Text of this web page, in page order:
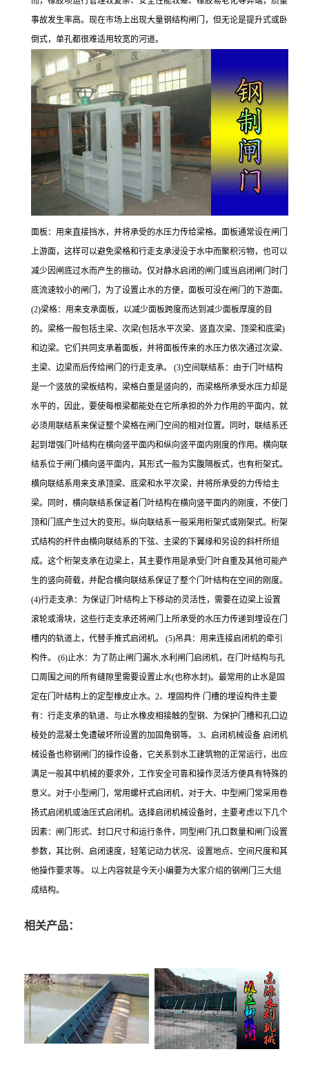
事故发生率高。现在市场上出现大量钢结构闸门，但无论是提升式或卧
倒式，单孔都很难适用较宽的河道。
面板：用来直接挡水，并将承受的水压力传给梁格。面板通常设在闸门
上游面，这样可以避免梁格和行走支承浸没于水中而聚积污物，也可以
减少因闸底过水而产生的振动。仅对静水启闭的闸门或当启闭闸门时门
底流速较小的闸门，为了设置止水的方便，面板可没在闸门的下游面。
(2)梁格：用来支承面板，以减少面板跨度而达到减少面板厚度的目
的。梁格一般包括主梁、次梁(包括水平次梁、竖直次梁、顶梁和底梁)
和边梁。它们共同支承着面板，并将面板传来的水压力依次通过次粱、
主梁、边梁而后传给闸门的行走支承。 (3)空间联结系：由于门叶结构
是一个竖放的梁板结构，梁格白重是竖向的，而梁格所承受水压力却是
水平的，因此，要使每根梁都能处在它所承担的外力作用的平面内，就
必须用联结系来保证整个梁格在闸门空间的相对位置。同时，联结系还
起到增强门叶结构在横向竖平面内和纵向竖平面内刚度的作用。横向联
结系位于闸门横向竖平面内，其形式一般为实腹隔板式，也有桁架式。
横向联结系用来支承顶梁、底梁和水平次梁，并将所承受的力传给主
梁。同时，横向联结系保证着门叶结构在横向竖平面内的刚度，不使门
顶和门底产生过大的变形。纵向联结系一般采用桁架式或刚架式。桁架
式结构的杆件由横向联结系的下弦、主梁的下翼缘和另设的斜杆所组
成。这个桁架支承在边梁上，其主要作用是承受门叶自重及其他可能产
生的竖向荷载，并配合横向联结系保证了整个门叶结构在空间的刚度。
(4)行走支承：为保证门叶结构上下移动的灵活性，需要在边梁上设置
滚轮或滑块，这些行走支承还将闸门上所承受的水压力传递到埋设在门
槽内的轨道上，代替手推式启闭机。 (5)吊具：用来连接启闭机的牵引
构件。 (6)止水：为了防止闸门漏水,水利闸门启闭机，在门叶结构与孔
口周围之间的所有缝隙里需要设置止水(也称水封)。最常用的止水是固
定在门叶结构上的定型橡皮止水。2、埋固构件 门槽的埋设构件主要
有：行走支承的轨道、与止水橡皮相接触的型钢、为保护门槽和孔口边
棱处的混凝土免遭破坏所设置的加固角钢等。 3、启闭机械设备 启闭机
械设备也称钢闸门的操作设备，它关系到水工建筑物的正常运行，出应
满足一般其中机械的要求外，工作安全可靠和操作灵活方便具有特殊的
意义。对于小型闸门，常用螺杆式启闭机，对于大、中型闸门常采用卷
扬式启闭机或油压式启闭机。选择启闭机械设备时，主要考虑以下几个
因素：闸门形式、封口尺寸和运行条件，同型闸门孔口数量和闸门设置
参数，其比例、启闭速度，轻笔记动力状况、设置地点、空间尺度和其
他操作要求等。 以上内容就是今天小编要为大家介绍的钢闸门三大组
成结构。
相关产品：